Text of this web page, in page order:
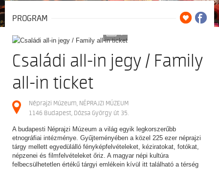
PROGRAM
7
Családi all-in jegy / Family
all-in ticket
Néprajzi Múzeum, NÉPRAJZI MÚZEUM
1146 Budapest, Dózsa György út 35.
A budapesti Néprajzi Múzeum a világ egyik legkorszerűbb
etnográfiai intézménye. Gyűjteményében a közel 225 ezer néprajzi
tárgy mellett egyedülálló fényképfelvételeket, kéziratokat, fotókat,
népzenei és filmfelvételeket őriz. A magyar népi kultúra
felbecsülhetetlen értékű tárgyi emlékein kívül itt található a térség